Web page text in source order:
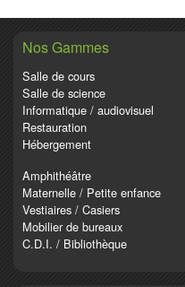
Nos Gammes
Salle de cours
Salle de science
Informatique / audiovisuel
Restauration
Hébergement
Amphithéâtre
Maternelle / Petite enfance
Vestiaires / Casiers
Mobilier de bureaux
C.D.I. / Bibliothèque